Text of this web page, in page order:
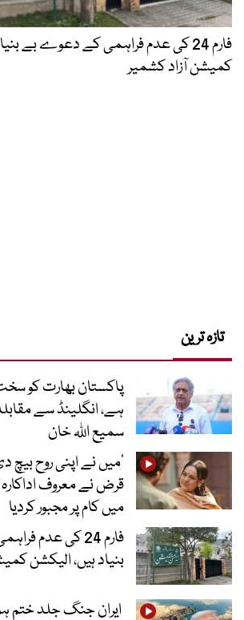
فارم 24 کی عدم فراہمی کے دعوے بے
کمیشن آزاد کشمیر
تازہ ترین
پاکستان بھارت کو
ہے، انگلینڈ سے
سمیع اللہ خان
’میں نے اپنی روح بیچ
قرض نے معروف
میں کام پر مجبور کردیا
فارم 24 کی عدم
بنیاد ہیں، الیکشن
ایران جنگ جلد ختم